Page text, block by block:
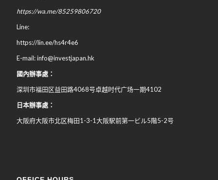
https://wa.me/85259806720
Line:
https://lin.ee/hs4r4e6
E-mail: info@investjapan.hk
國內辦事處：
深圳市福田区益田路4068号卓越时代广场一期4102
日本辦事處：
大阪府大阪市北区梅田1-3-1大阪駅前第一ビル5階5-2号